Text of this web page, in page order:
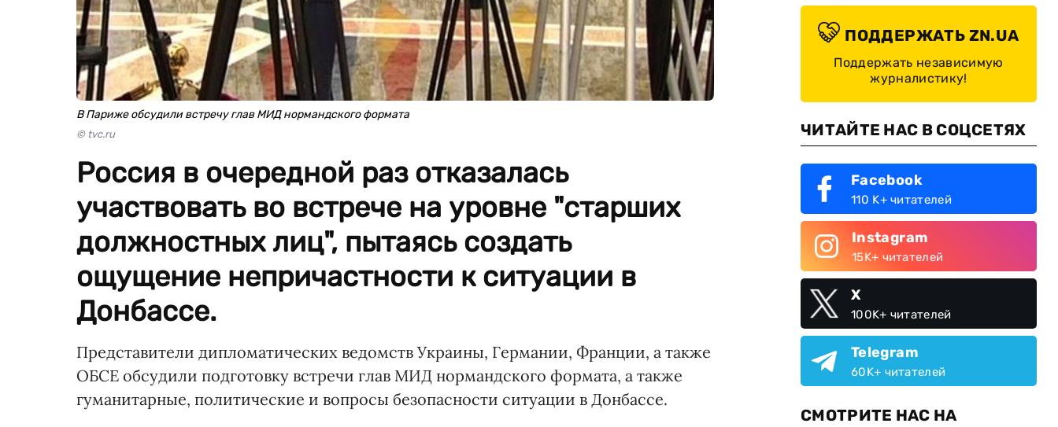
В Париже обсудили встречу глав МИД нормандского формата
© tvc.ru
Россия в очередной раз отказалась
участвовать во встрече на уровне "старших
должностных лиц", пытаясь создать
ощущение непричастности к ситуации в
Донбассе.
Представители дипломатических ведомств Украины, Германии, Франции, а также
ОБСЕ обсудили подготовку встречи глав МИД нормандского формата, а также
гуманитарные, политические и вопросы безопасности ситуации в Донбассе.
ПОДДЕРЖАТЬ ZN.UA
Поддержать независимую
журналистику!
ЧИТАЙТЕ НАС В СОЦСЕТЯХ
Facebook
110 K+ читателей
Instagram
15K+ читателей
X
100K+ читателей
Telegram
60K+ читателей
СМОТРИТЕ НАС НА